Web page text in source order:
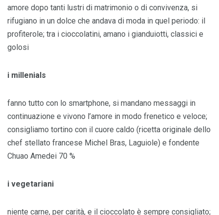
amore dopo tanti lustri di matrimonio o di convivenza, si
rifugiano in un dolce che andava di moda in quel periodo: il
profiterole; tra i cioccolatini, amano i gianduiotti, classici e
golosi
i millenials
fanno tutto con lo smartphone, si mandano messaggi in
continuazione e vivono l’amore in modo frenetico e veloce;
consigliamo tortino con il cuore caldo (ricetta originale dello
chef stellato francese Michel Bras, Laguiole) e fondente
Chuao Amedei 70 %
i vegetariani
niente carne, per carità, e il cioccolato è sempre consigliato;